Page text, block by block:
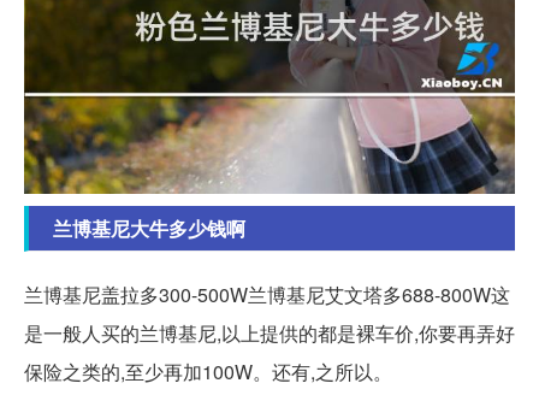
兰博基尼大牛多少钱啊
兰博基尼盖拉多300-500W兰博基尼艾文塔多688-800W这
是一般人买的兰博基尼,以上提供的都是裸车价,你要再弄好
保险之类的,至少再加100W。还有,之所以。